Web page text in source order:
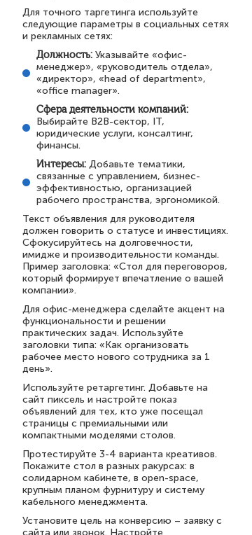
Для точного таргетинга используйте
следующие параметры в социальных сетях
и рекламных сетях:
Должность: Указывайте «офис-
менеджер», «руководитель отдела»,
«директор», «head of department»,
«office manager».
Сфера деятельности компаний:
Выбирайте B2B-сектор, IT,
юридические услуги, консалтинг,
финансы.
Интересы: Добавьте тематики,
связанные с управлением, бизнес-
эффективностью, организацией
рабочего пространства, эргономикой.
Текст объявления для руководителя
должен говорить о статусе и инвестициях.
Сфокусируйтесь на долговечности,
имидже и производительности команды.
Пример заголовка: «Стол для переговоров,
который формирует впечатление о вашей
компании».
Для офис-менеджера сделайте акцент на
функциональности и решении
практических задач. Используйте
заголовки типа: «Как организовать
рабочее место нового сотрудника за 1
день».
Используйте ретаргетинг. Добавьте на
сайт пиксель и настройте показ
объявлений для тех, кто уже посещал
страницы с премиальными или
компактными моделями столов.
Протестируйте 3-4 варианта креативов.
Покажите стол в разных ракурсах: в
солидарном кабинете, в open-space,
крупным планом фурнитуру и систему
кабельного менеджмента.
Установите цель на конверсию – заявку с
сайта или звонок. Настройте